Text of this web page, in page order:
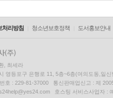
처리방침 청소년보호정책 도서홍보안내
, 최세라
영등포구 은행로 11, 5층~6층(여의도동,일신
호 : 229-81-37000 통신판매업신고 : 제
호스팅 서비스사업자 :